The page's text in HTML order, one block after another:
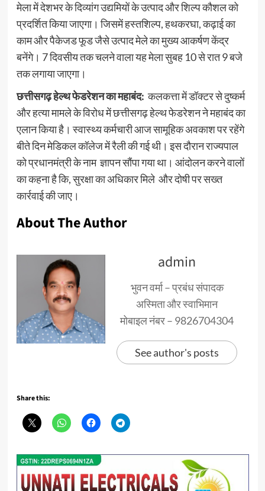
मेला में देशभर के दिव्यांग उद्यमियों के उत्पाद और शिल्प कौशल को
प्रदर्शित किया जाएगा। जिसमें हस्तशिल्प, हथकरघा, कढ़ाई का
काम और पैकेजड फूड जैसे उत्पाद मेले का मुख्य आकर्षण केंद्र
बनेंगे। 7 दिवसीय तक चलने वाला यह मेला सुबह 10 से रात 9 बजे
तक लगाया जाएगा।
छत्तीसगढ़ हेल्थ फेडरेशन का महाबंद: कलकत्ता में डॉक्टर से दुष्कर्म
और हत्या मामले के विरोध में छत्तीसगढ़ हेल्थ फेडरेशन ने महाबंद का
एलान किया है। स्वास्थ्य कर्मचारी आज सामूहिक अवकाश पर रहेंगे
बीते दिन मेडिकल कॉलेज में रैली की गई थी। इस दौरान राज्यपाल
को प्रधानमंत्री के नाम ज्ञापन सौंपा गया था। आंदोलन करने वालों
का कहना है कि, सुरक्षा का अधिकार मिले और दोषी पर सख्त
कार्रवाई की जाए।
About The Author
admin
भुवन वर्मा – प्रबंध संपादक
अस्मिता और स्वाभिमान
मोबाइल नंबर – 9826704304
See author's posts
Share this: